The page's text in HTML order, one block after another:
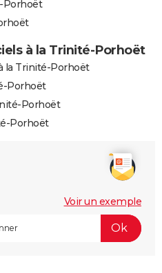
Porhoët
à la Trinité-Porhoët
la Trinité-Porhoët
Porhoët
Porhoët
Porhoët
Voir un exemple